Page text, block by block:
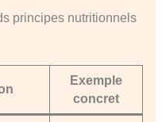
principes nutritionnels
Exemple
concret